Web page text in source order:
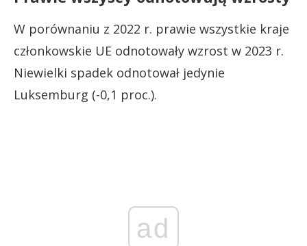
W porównaniu z 2022 r. prawie wszystkie kraje
członkowskie UE odnotowały wzrost w 2023 r.
Niewielki spadek odnotował jedynie
Luksemburg (-0,1 proc.).
ad